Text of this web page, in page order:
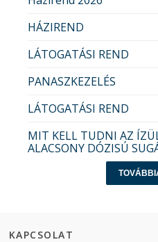
HÁZIREND
LÁTOGATÁSI REND
PANASZKEZELÉS
LÁTOGATÁSI REND
MIT KELL TUDNI AZ
ALACSONY DÓZISÚ
KAPCSOLAT